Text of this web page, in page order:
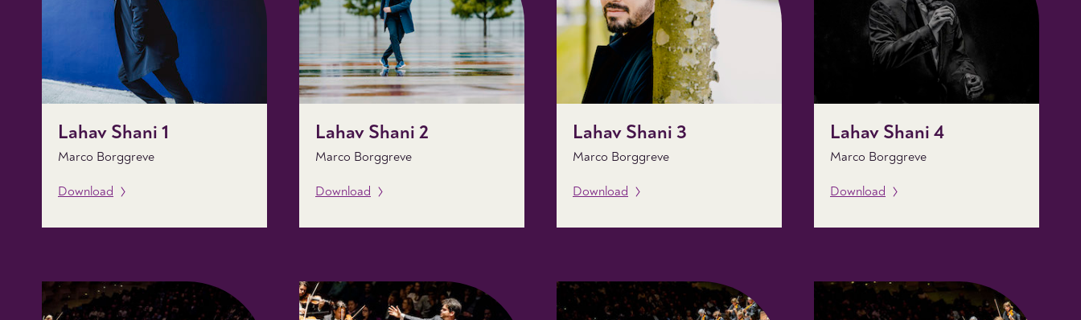
Lahav Shani 1
Marco Borggreve
Download
Lahav Shani 2
Marco Borggreve
Download
Lahav Shani 3
Marco Borggreve
Download
Lahav Shani 4
Marco Borggreve
Download